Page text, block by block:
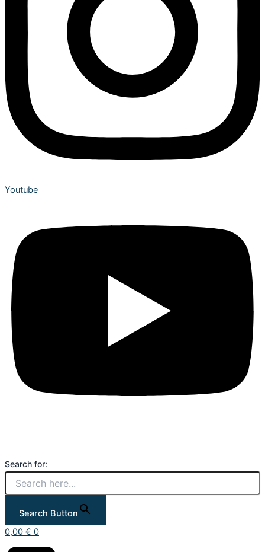
Youtube
Search for:
Search Button
0,00 € 0